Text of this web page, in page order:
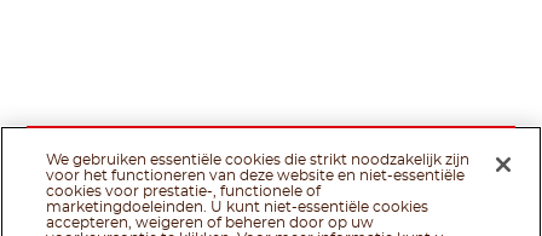
We gebruiken essentiële cookies die strikt noodzakelijk zijn
voor het functioneren van deze website en niet-essentiële
cookies voor prestatie-, functionele of
marketingdoeleinden. U kunt niet-essentiële cookies
accepteren, weigeren of beheren door op uw